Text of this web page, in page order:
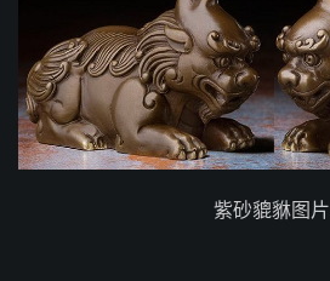
紫砂貔貅图片